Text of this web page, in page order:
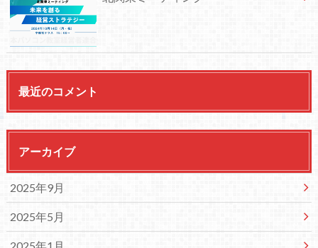
最近のコメント
アーカイブ
2025年9月
2025年5月